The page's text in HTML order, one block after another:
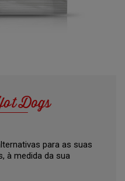
Dogs
para as suas
à medida da sua